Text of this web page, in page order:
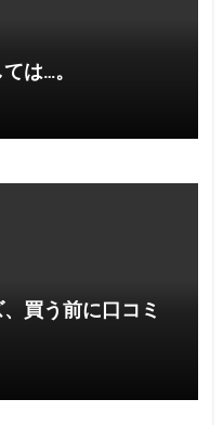
は…。
買う前に口コミ